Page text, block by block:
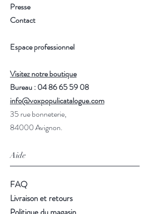
Presse
Contact
Espace professionnel
Visitez notre boutique
Bureau : 04 86 65 59 08
info@voxpopulicatalogue.com
35 rue bonneterie,
84000 Avignon.
Aide
FAQ
Livraison et retours